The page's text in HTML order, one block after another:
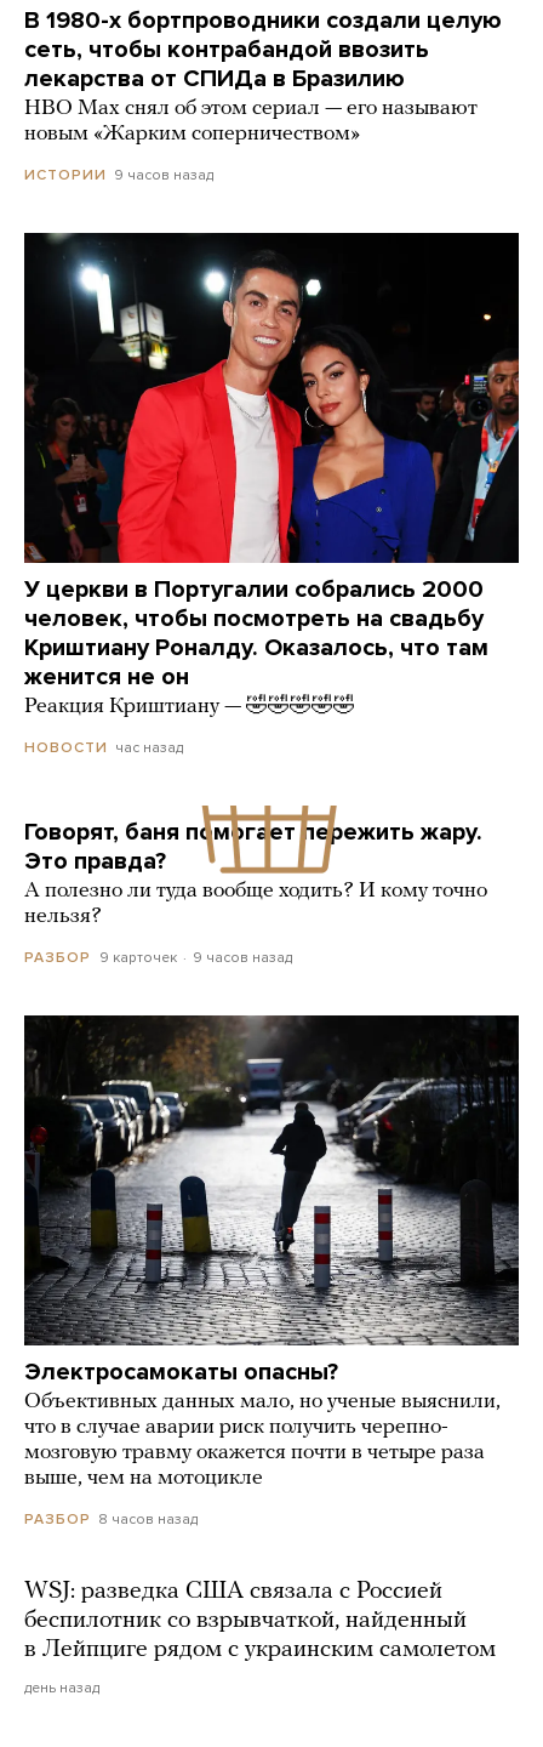
В 1980-х бортпроводники создали целую
сеть, чтобы контрабандой ввозить
лекарства от СПИДа в Бразилию
HBO Max снял об этом сериал — его называют
новым «Жарким соперничеством»
ИСТОРИИ 9 часов назад
У церкви в Португалии собрались 2000
человек, чтобы посмотреть на свадьбу
Криштиану Роналду. Оказалось, что там
женится не он
Реакция Криштиану — 🤣🤣🤣🤣🤣
НОВОСТИ час назад
Говорят, баня помогает пережить жару.
Это правда?
А полезно ли туда вообще ходить? И кому точно
нельзя?
РАЗБОР 9 карточек 9 часов назад
Электросамокаты опасны?
Объективных данных мало, но ученые выяснили,
что в случае аварии риск получить черепно-
мозговую травму окажется почти в четыре раза
выше, чем на мотоцикле
РАЗБОР 8 часов назад
WSJ: разведка США связала с Россией
беспилотник со взрывчаткой, найденный
в Лейпциге рядом с украинским самолетом
день назад